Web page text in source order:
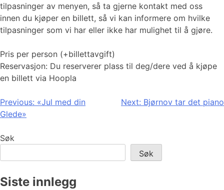
tilpasninger av menyen, så ta gjerne kontakt med oss
innen du kjøper en billett, så vi kan informere om hvilke
tilpasninger som vi har eller ikke har mulighet til å gjøre.
Pris per person (+billettavgift)
Reservasjon: Du reserverer plass til deg/dere ved å kjøpe
en billett via Hoopla
Innleggsnavigasjon
Previous: «Jul med din
Glede»
Next: Bjørnov tar det piano
Søk
Søk
Siste innlegg